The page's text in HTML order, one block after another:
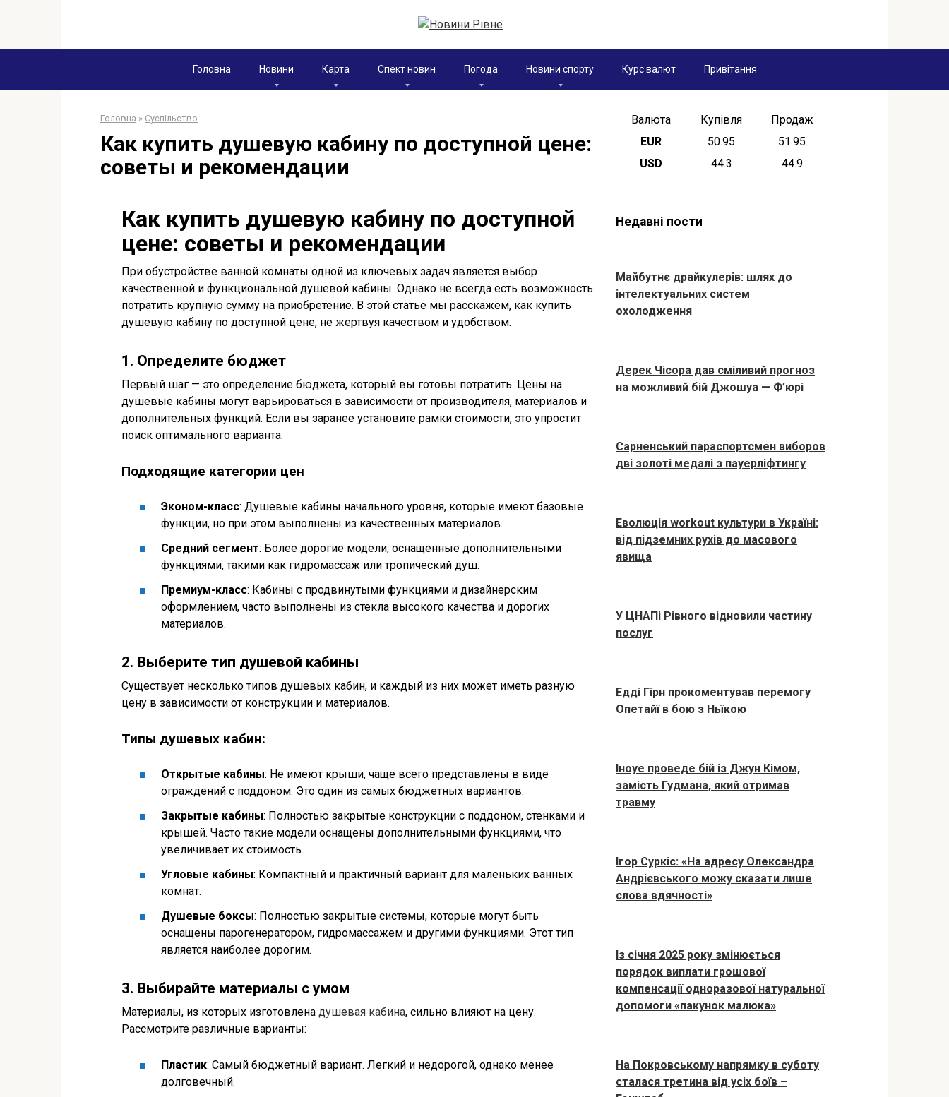
Головна Новини Карта Спект новин Погода Новини спорту Курс валют Привітання
Головна » Суспільство
Как купить душевую кабину по доступной цене:
советы и рекомендации
Как купить душевую кабину по доступной
цене: советы и рекомендации
При обустройстве ванной комнаты одной из ключевых задач является выбор
качественной и функциональной душевой кабины. Однако не всегда есть возможность
потратить крупную сумму на приобретение. В этой статье мы расскажем, как купить
душевую кабину по доступной цене, не жертвуя качеством и удобством.
1. Определите бюджет
Первый шаг — это определение бюджета, который вы готовы потратить. Цены на
душевые кабины могут варьироваться в зависимости от производителя, материалов и
дополнительных функций. Если вы заранее установите рамки стоимости, это упростит
поиск оптимального варианта.
Подходящие категории цен
Эконом-класс: Душевые кабины начального уровня, которые имеют базовые
функции, но при этом выполнены из качественных материалов.
Средний сегмент: Более дорогие модели, оснащенные дополнительными
функциями, такими как гидромассаж или тропический душ.
Премиум-класс: Кабины с продвинутыми функциями и дизайнерским
оформлением, часто выполнены из стекла высокого качества и дорогих
материалов.
2. Выберите тип душевой кабины
Существует несколько типов душевых кабин, и каждый из них может иметь разную
цену в зависимости от конструкции и материалов.
Типы душевых кабин:
Открытые кабины: Не имеют крыши, чаще всего представлены в виде
ограждений с поддоном. Это один из самых бюджетных вариантов.
Закрытые кабины: Полностью закрытые конструкции с поддоном, стенками и
крышей. Часто такие модели оснащены дополнительными функциями, что
увеличивает их стоимость.
Угловые кабины: Компактный и практичный вариант для маленьких ванных
комнат.
Душевые боксы: Полностью закрытые системы, которые могут быть
оснащены парогенератором, гидромассажем и другими функциями. Этот тип
является наиболее дорогим.
3. Выбирайте материалы с умом
Материалы, из которых изготовлена душевая кабина, сильно влияют на цену.
Рассмотрите различные варианты:
Пластик: Самый бюджетный вариант. Легкий и недорогой, однако менее
долговечный.
Валюта Купівля
Продаж
EUR
50.95
51.95
USD
44.3 44.9
Недавні пости
Майбутнє драйкулерів: шлях до
інтелектуальних систем
охолодження
Дерек Чісора дав сміливий прогноз
на можливий бій Джошуа — Ф’юрі
Сарненський параспортсмен виборов
дві золоті медалі з пауерліфтингу
Еволюція workout культури в Україні:
від підземних рухів до масового
явища
У ЦНАПі Рівного відновили частину
послуг
Едді Гірн прокоментував перемогу
Опетайї в бою з Ньїкою
Іноуе проведе бій із Джун Кімом,
замість Гудмана, який отримав
травму
Ігор Суркіс: «На адресу Олександра
Андрієвського можу сказати лише
слова вдячності»
Із січня 2025 року змінюється
порядок виплати грошової
компенсації одноразової натуральної
допомоги «пакунок малюка»
На Покровському напрямку в суботу
сталася третина від усіх боїв –